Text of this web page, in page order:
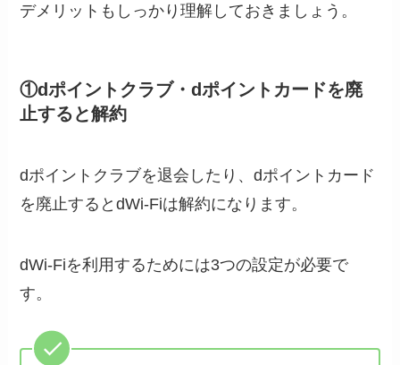
デメリットもしっかり理解しておきましょう。
①dポイントクラブ・dポイントカードを廃
止すると解約
dポイントクラブを退会したり、dポイントカード
を廃止するとdWi-Fiは解約になります。
dWi-Fiを利用するためには3つの設定が必要で
す。